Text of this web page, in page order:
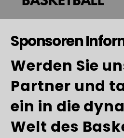
Sponsoren
Werden Sie
Partner und
ein in die
Welt des